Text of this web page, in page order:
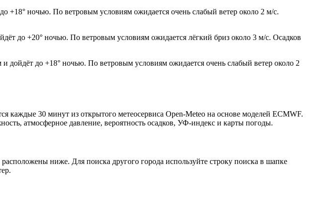
+18° ночью. По ветровым условиям ожидается очень слабый ветер около 2 м/с.
до +20° ночью. По ветровым условиям ожидается лёгкий бриз около 3 м/с. Осадков
дойдёт до +18° ночью. По ветровым условиям ожидается очень слабый ветер около 2
30 минут из открытого метеосервиса Open-Meteo на основе моделей ECMWF.
атмосферное давление, вероятность осадков, УФ-индекс и карты погоды.
ниже. Для поиска другого города используйте строку поиска в шапке